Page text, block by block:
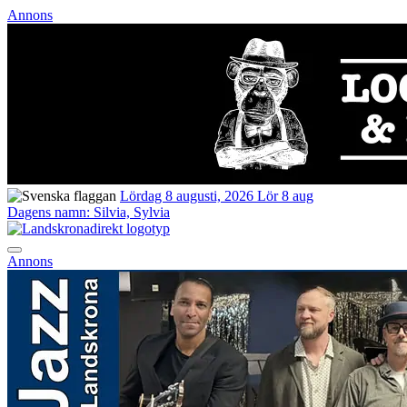
Annons
Lördag 8 augusti, 2026 Lör 8 aug
Dagens namn: Silvia, Sylvia
Annons